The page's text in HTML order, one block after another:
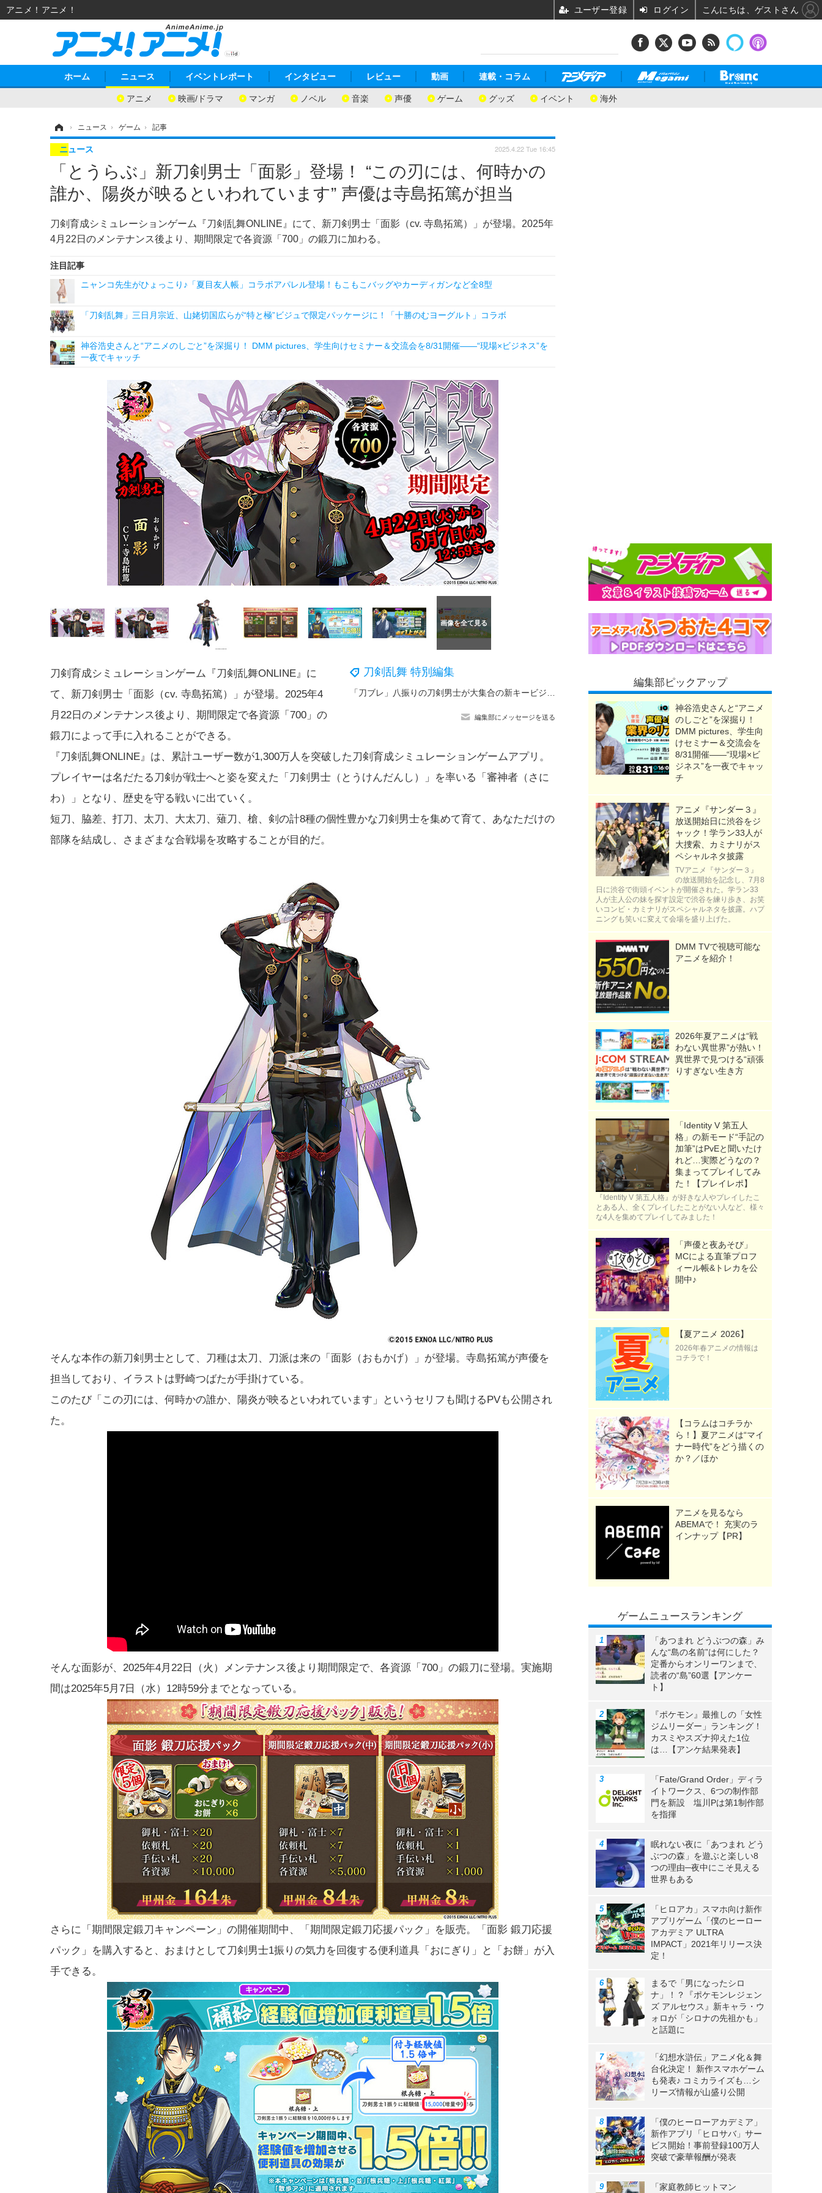
ホーム ニュース
アニメ 映画/ドラマ マンガ ノベル 音楽 声優 ゲーム グッズ イベント 海外
イベントレポート インタビュー レビュー 動画 連載・コラム
› ニュース › ゲーム › 記事
「とうらぶ」新刀剣男士「面影」登場！ “この刃には、何時かの
誰か、陽炎が映るといわれています” 声優は寺島拓篤が担当
刀剣育成シミュレーションゲーム『刀剣乱舞ONLINE』にて、新刀剣男士「面影（cv. 寺島拓篤）」が登場。2025年
4月22日のメンテナンス後より、期間限定で各資源「700」の鍛刀に加わる。
ニュース 2025.4.22 Tue 16:45
注目記事
ニャンコ先生がひょっこり♪「夏目友人帳」コラボアパレル登場！もこもこバッグやカーディガンなど全8型
「刀剣乱舞」三日月宗近、山姥切国広らが“特と極”ビジュで限定パッケージに！「十勝のむヨーグルト」コラボ
神谷浩史さんと“アニメのしごと”を深掘り！ DMM pictures、学生向けセミナー＆交流会を8/31開催――“現場×ビジネス”を
一夜でキャッチ
刀剣乱舞 特別編集
編集部にメッセージを送る
刀剣育成シミュレーションゲーム『刀剣乱舞ONLINE』に
て、新刀剣男士「面影（cv. 寺島拓篤）」が登場。2025年4
月22日のメンテナンス後より、期間限定で各資源「700」の
鍛刀によって手に入れることができる。
『刀剣乱舞ONLINE』は、累計ユーザー数が1,300万人を突破した刀剣育成シミュレーションゲームアプリ。
プレイヤーは名だたる刀剣が戦士へと姿を変えた「刀剣男士（とうけんだんし）」を率いる「審神者（さに
わ）」となり、歴史を守る戦いに出ていく。
短刀、脇差、打刀、太刀、大太刀、薙刀、槍、剣の計8種の個性豊かな刀剣男士を集めて育て、あなただけの
部隊を結成し、さまざまな合戦場を攻略することが目的だ。
そんな本作の新刀剣男士として、刀種は太刀、刀派は来の「面影（おもかげ）」が登場。寺島拓篤が声優を
担当しており、イラストは野崎つばたが手掛けている。
このたび「この刃には、何時かの誰か、陽炎が映るといわれています」というセリフも聞けるPVも公開され
た。
そんな面影が、2025年4月22日（火）メンテナンス後より期間限定で、各資源「700」の鍛刀に登場。実施期
間は2025年5月7日（水）12時59分までとなっている。
さらに「期間限定鍛刀キャンペーン」の開催期間中、「期間限定鍛刀応援パック」を販売。「面影 鍛刀応援
パック」を購入すると、おまけとして刀剣男士1振りの気力を回復する便利道具「おにぎり」と「お餅」が入
手できる。
編集部ピックアップ
神谷浩史さんと“アニメ
のしごと”を深掘り！
DMM pictures、学生向
けセミナー＆交流会を
8/31開催――“現場×ビ
ジネス”を一夜でキャッ
チ
アニメ『サンダー３』
放送開始日に渋谷をジ
ャック！学ラン33人が
大捜索、カミナリがス
ペシャルネタ披露
TVアニメ『サンダー３』
の放送開始を記念し、7月8
日に渋谷で街頭イベントが開催された。学ラン33
人が主人公の妹を探す設定で渋谷を練り歩き、お笑
いコンビ・カミナリがスペシャルネタを披露。ハプ
ニングも笑いに変えて会場を盛り上げた。
DMM TVで視聴可能な
アニメを紹介！
2026年夏アニメは“戦
わない異世界”が熱い！
異世界で見つける“頑張
りすぎない生き方
「Identity V 第五人
格」の新モード“手記の
加筆”はPvEと聞いたけ
れど…実際どうなの？
集まってプレイしてみ
た！【プレイレポ】
『Identity V 第五人格』が好きな人やプレイしたこ
とある人、全くプレイしたことがない人など、様々
な4人を集めてプレイしてみました！
「声優と夜あそび」
MCによる直筆プロフ
ィール帳&トレカを公
開中♪
【夏アニメ 2026】
2026年春アニメの情報は
コチラで！
【コラムはコチラか
ら！】夏アニメは“マイ
ナー時代”をどう描くの
か？／ほか
アニメを見るなら
ABEMAで！ 充実のラ
インナップ【PR】
ゲームニュースランキング
「あつまれ どうぶつの森」み
んな“島の名前”は何にした？
定番からオンリーワンまで、
読者の“島”60選【アンケー
ト】
『ポケモン』最推しの「女性
ジムリーダー」ランキング！
カスミやスズナ抑えた1位
は…【アンケ結果発表】
「Fate/Grand Order」ディラ
イトワークス、6つの制作部
門を新設 塩川Pは第1制作部
を指揮
眠れない夜に「あつまれ どう
ぶつの森」を遊ぶと楽しい8
つの理由─夜中にこそ見える
世界もある
「ヒロアカ」スマホ向け新作
アプリゲーム「僕のヒーロー
アカデミア ULTRA
IMPACT」2021年リリース決
定！
まるで「男になったシロ
ナ」！？『ポケモンレジェン
ズ アルセウス』新キャラ・ウ
ォロが「シロナの先祖かも」
と話題に
「幻想水滸伝」アニメ化＆舞
台化決定！ 新作スマホゲーム
も発表♪ コミカライズも…シ
リーズ情報が山盛り公開
「僕のヒーローアカデミア」
新作アプリ「ヒロサバ」サー
ビス開始！事前登録100万人
突破で豪華報酬が発表
「家庭教師ヒットマン
アニメ！アニメ！ ユーザー登録 ログイン こんにちは、ゲストさん